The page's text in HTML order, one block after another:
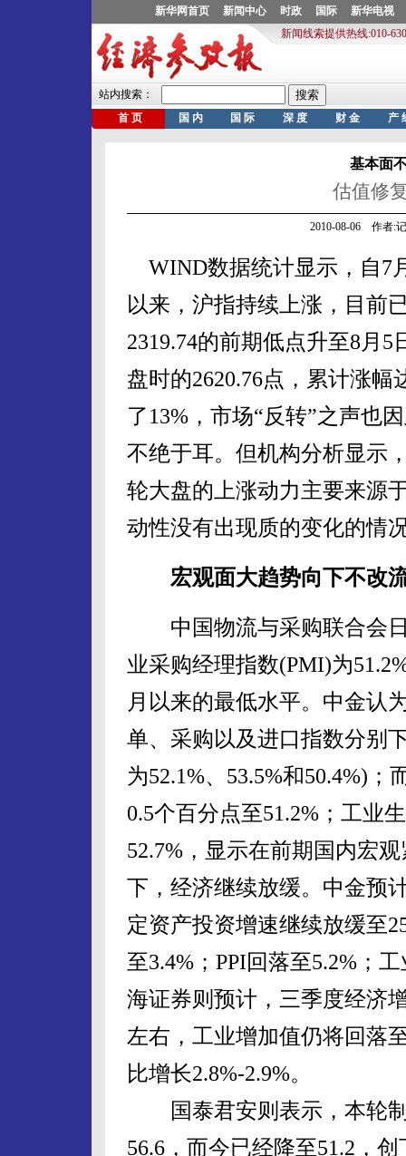
基本面
估值修
2010-08-06 作者:
WIND数据统计显示，自7
以来，沪指持续上涨，目前
2319.74的前期低点升至8月5
盘时的2620.76点，累计涨幅
了13%，市场“反转”之声也
不绝于耳。但机构分析显示
轮大盘的上涨动力主要来源
动性没有出现质的变化的情
宏观面大趋势向下不改
中国物流与采购联合会日
业采购经理指数(PMI)为
月以来的最低水平。中金认
单、采购以及进口指数分别
为52.1%、53.5%和50.4%)
0.5个百分点至51.2%；工业
52.7%，显示在前期国内宏
下，经济继续放缓。中金预
定资产投资增速继续放缓至
至3.4%；PPI回落至5.2%；
海证券则预计，三季度经济
左右，工业增加值仍将回落
比增长2.8%-2.9%。
国泰君安则表示，本轮制
56.6，而今已经降至51.2，